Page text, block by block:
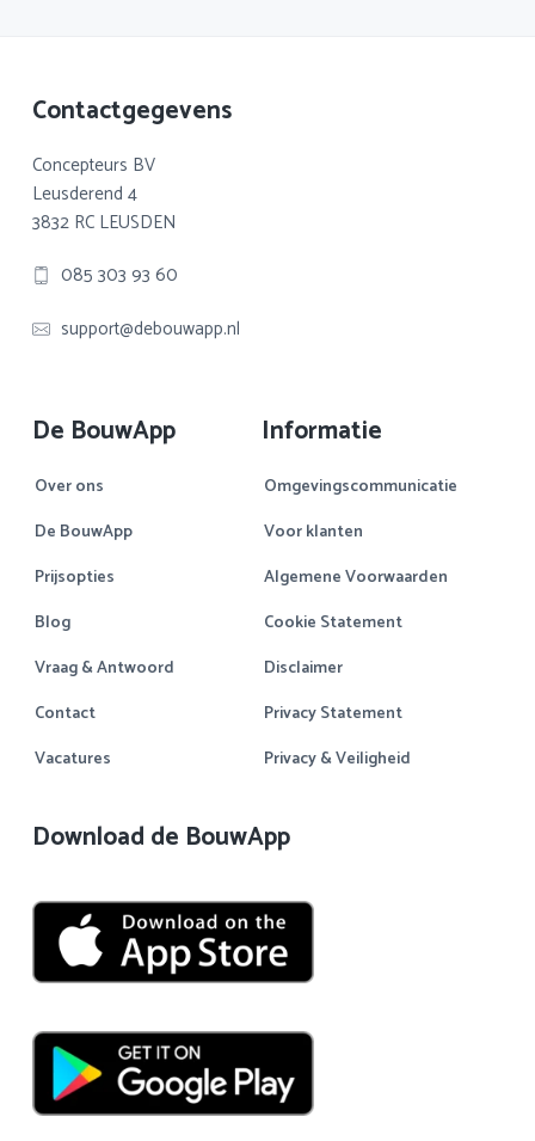
Footer
Contactgegevens
Concepteurs BV
Leusderend 4
3832 RC LEUSDEN
085 303 93 60
support@debouwapp.nl
De BouwApp
Over ons
De BouwApp
Prijsopties
Blog
Vraag & Antwoord
Contact
Vacatures
Informatie
Omgevingscommunicatie
Voor klanten
Algemene Voorwaarden
Cookie Statement
Disclaimer
Privacy Statement
Privacy & Veiligheid
Download de BouwApp